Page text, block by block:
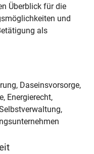
Überblick für die
und
als
Daseinsvorsorge,
Energierecht,